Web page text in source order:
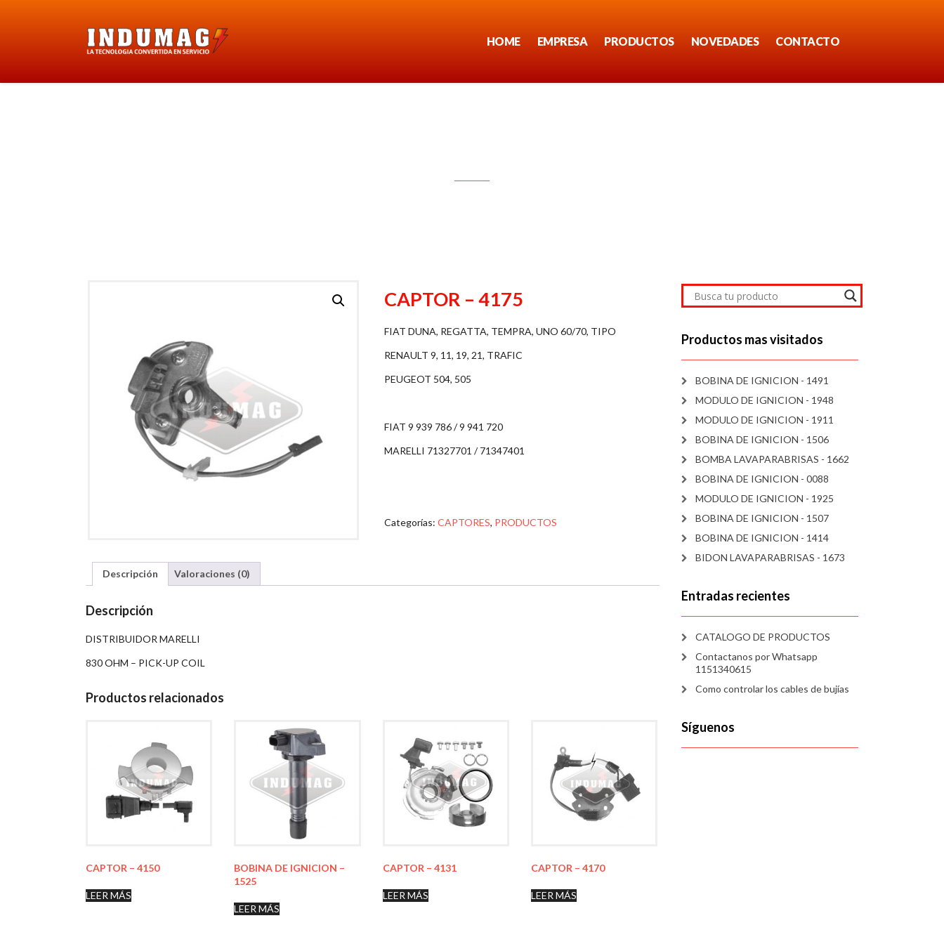
HOME EMPRESA PRODUCTOS NOVEDADES CONTACTO
CAPTOR – 4175
FIAT DUNA, REGATTA, TEMPRA, UNO 60/70, TIPO
RENAULT 9, 11, 19, 21, TRAFIC
PEUGEOT 504, 505
FIAT 9 939 786 / 9 941 720
MARELLI 71327701 / 71347401
Categorías:CAPTORES, PRODUCTOS
Descripción Valoraciones (0)
Descripción
DISTRIBUIDOR MARELLI
830 OHM – PICK-UP COIL
Productos relacionados
CAPTOR – 4150
LEER MÁS
BOBINA DE IGNICION –
1525
LEER MÁS
CAPTOR – 4131
LEER MÁS
CAPTOR – 4170
LEER MÁS
Productos mas visitados
BOBINA DE IGNICION - 1491
MODULO DE IGNICION - 1948
MODULO DE IGNICION - 1911
BOBINA DE IGNICION - 1506
BOMBA LAVAPARABRISAS - 1662
BOBINA DE IGNICION - 0088
MODULO DE IGNICION - 1925
BOBINA DE IGNICION - 1507
BOBINA DE IGNICION - 1414
BIDON LAVAPARABRISAS - 1673
Entradas recientes
CATALOGO DE PRODUCTOS
Contactanos por Whatsapp
1151340615
Como controlar los cables de bujías
Síguenos